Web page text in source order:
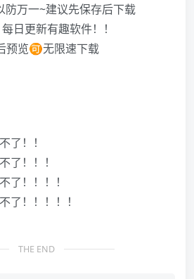
防万一~建议先保存后下载
日更新有趣软件！！
预览🉑无限速下载
了！！
了！！！
了！！！！
了！！！！！
THE END